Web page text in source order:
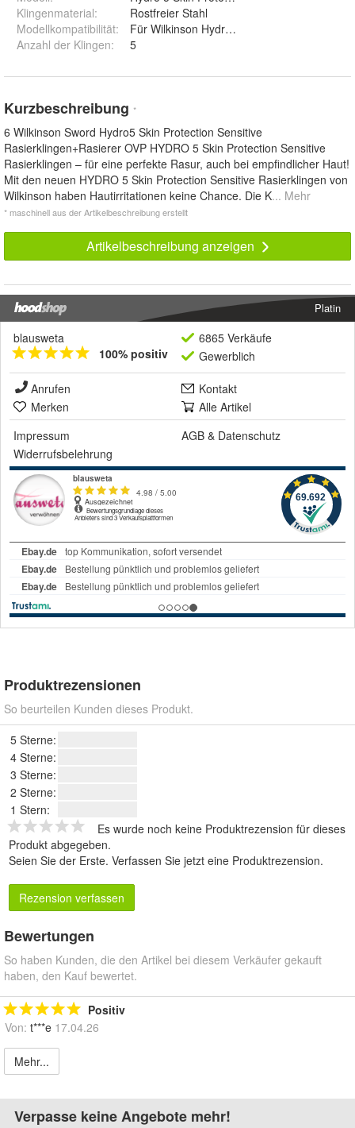
Klingenmaterial:
Rostfreier Stahl
Modellkompatibilität:
Für Wilkinson Hydro 5
Anzahl der Klingen: 5
Kurzbeschreibung *
6 Wilkinson Sword Hydro5 Skin Protection Sensitive
Rasierklingen+Rasierer OVP HYDRO 5 Skin Protection Sensitive
Rasierklingen – für eine perfekte Rasur, auch bei empfindlicher Haut!
Mit den neuen HYDRO 5 Skin Protection Sensitive Rasierklingen von
Wilkinson haben Hautirritationen keine Chance. Die K... Mehr
* maschinell aus der Artikelbeschreibung erstellt
Artikelbeschreibung anzeigen
Platin
blausweta
100% positiv
6865 Verkäufe
Gewerblich
Anrufen
Kontakt
Merken
Alle Artikel
Impressum
AGB & Datenschutz
Widerrufsbelehrung
Produktrezensionen
So beurteilen Kunden dieses Produkt.
5 Sterne:
4 Sterne:
3 Sterne:
2 Sterne:
1 Stern:
Es wurde noch keine Produktrezension für dieses
Produkt abgegeben.
Seien Sie der Erste. Verfassen Sie jetzt eine Produktrezension.
Rezension verfassen
Bewertungen
So haben Kunden, die den Artikel bei diesem Verkäufer gekauft
haben, den Kauf bewertet.
Positiv
Von: t***e 17.04.26
Mehr...
Verpasse keine Angebote mehr!